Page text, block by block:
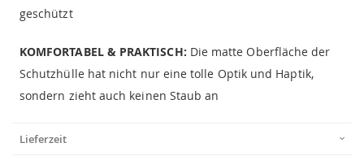
geschützt
KOMFORTABEL & PRAKTISCH: Die matte Oberfläche der
Schutzhülle hat nicht nur eine tolle Optik und Haptik,
sondern zieht auch keinen Staub an
Lieferzeit